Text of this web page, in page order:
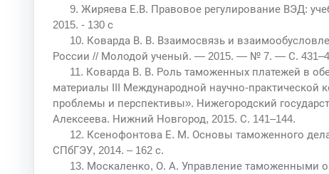
9. Жиряева Е.В. Правовое регулирование ВЭД:
2015. - 130 с
10. Коварда В. В. Взаимосвязь и
России // Молодой ученый. — 2015. — № 7. — С.
11. Коварда В. В. Роль таможенных платежей в
материалы III Международной научно-практической
проблемы и перспективы». Нижегородский
Алексеева. Нижний Новгород, 2015. С. 141–144.
12. Ксенофонтова Е. М. Основы таможенного
СПбГЭУ, 2014. – 162 с.
13. Москаленко, О. А. Управление таможенными